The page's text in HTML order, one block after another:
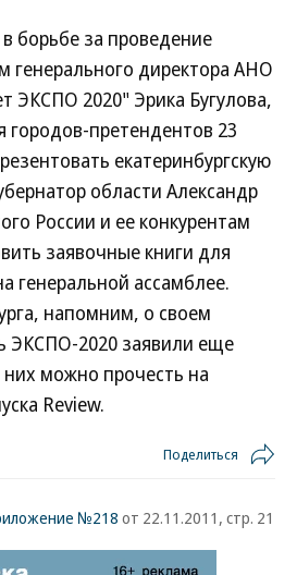
борьбе за проведение
генерального директора АНО
ЭКСПО 2020" Эрика Бугулова,
городов-претендентов 23
екатеринбургскую
области Александр
России и ее конкурентам
заявочные книги для
генеральной ассамблее.
напомним, о своем
ЭКСПО-2020 заявили еще
можно прочесть на
Review.
Поделиться
№218 от 22.11.2011, стр. 21